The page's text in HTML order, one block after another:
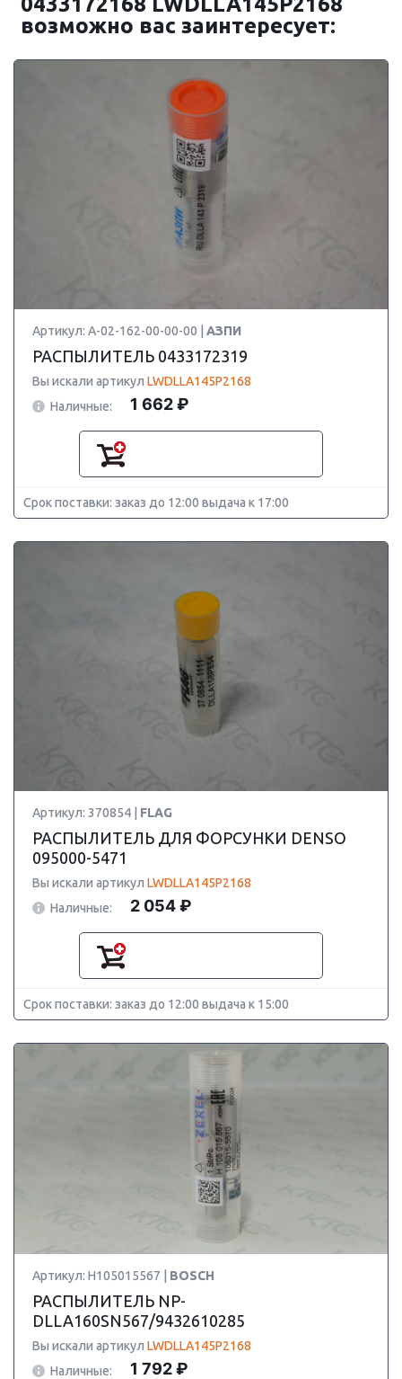
возможно вас заинтересует:
Артикул: А-02-162-00-00-00 | АЗПИ
РАСПЫЛИТЕЛЬ 0433172319
Вы искали артикул LWDLLA145P2168
Наличные:
1 662 ₽
Срок поставки: заказ до 12:00 выдача к 17:00
Артикул: 370854 | FLAG
РАСПЫЛИТЕЛЬ ДЛЯ ФОРСУНКИ DENSO
095000-5471
Вы искали артикул LWDLLA145P2168
Наличные:
2 054 ₽
Срок поставки: заказ до 12:00 выдача к 15:00
Артикул: H105015567 | BOSCH
РАСПЫЛИТЕЛЬ NP-
DLLA160SN567/9432610285
Вы искали артикул LWDLLA145P2168
Наличные:
1 792 ₽